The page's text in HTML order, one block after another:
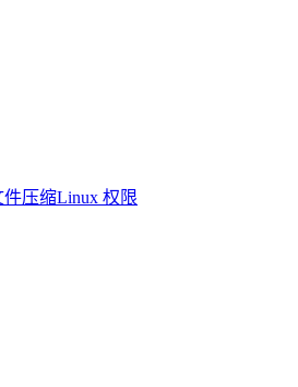
件压缩Linux 权限